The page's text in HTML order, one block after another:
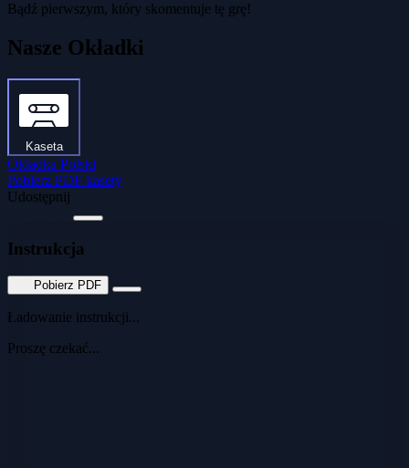
Bądź pierwszym, który skomentuje tę grę!
Nasze Okładki
Kaseta
Okładka Polski
Pobierz PDF kasety
Udostępnij
Instrukcja
Pobierz PDF
Ładowanie instrukcji...
Proszę czekać...